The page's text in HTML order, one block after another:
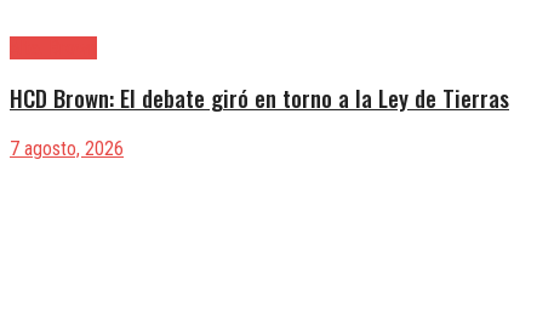
HCD Brown: El debate giró en torno a la Ley de Tierras
7 agosto, 2026